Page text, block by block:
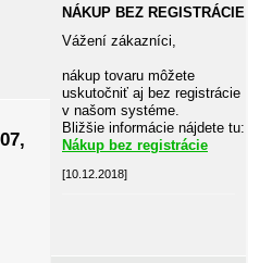
NÁKUP BEZ REGISTRÁCIE
Vážení zákazníci,
nákup tovaru môžete
uskutočniť aj bez registrácie
v našom systéme.
Bližšie informácie nájdete tu:
Nákup bez registrácie
[10.12.2018]